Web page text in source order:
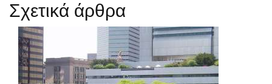
Σχετικά άρθρα